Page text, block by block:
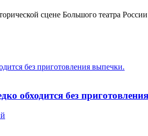
сцене Большого театра
без приготовления выпечки.
обходится без